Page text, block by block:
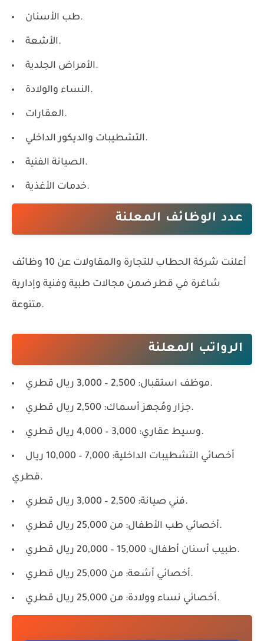
طب الأسنان.
الأشعة.
الأمراض الجلدية.
النساء والولادة.
العقارات.
التشطيبات والديكور الداخلي.
الصيانة الفنية.
خدمات الأغذية.
عدد الوظائف المعلنة
أعلنت شركة الحطاب للتجارة والمقاولات عن
10 وظائف
شاغرة في قطر ضمن مجالات طبية وفنية وإدارية
متنوعة.
الرواتب المعلنة
موظف استقبال: 2,500 – 3,000 ريال قطري.
جزار ومُجهز أسماك: 2,500 ريال قطري.
وسيط عقاري: 3,000 – 4,000 ريال قطري.
أخصائي التشطيبات الداخلية: 7,000 – 10,000 ريال
قطري.
فني صيانة: 2,500 – 3,000 ريال قطري.
أخصائي طب الأطفال: من 25,000 ريال قطري.
طبيب أسنان أطفال: 15,000 – 20,000 ريال قطري.
أخصائي أشعة: من 25,000 ريال قطري.
أخصائي نساء وولادة: من 25,000 ريال قطري.